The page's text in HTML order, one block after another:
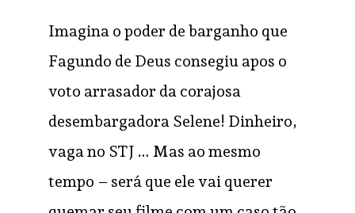
Imagina o poder de barganho que
Fagundo de Deus consegiu apos o
voto arrasador da corajosa
desembargadora Selene! Dinheiro,
vaga no STJ … Mas ao mesmo
tempo – será que ele vai querer